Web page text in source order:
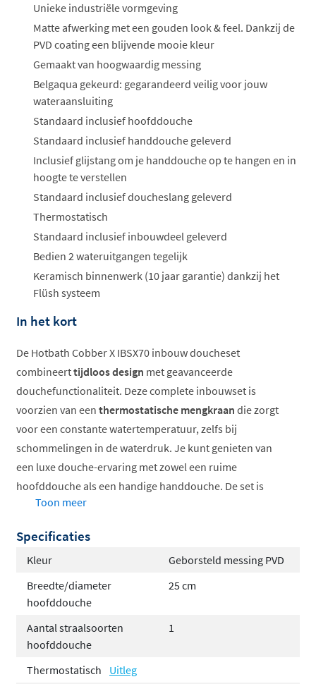
ophalen...
Unieke industriële vormgeving
Matte afwerking met een gouden look & feel. Dankzij de
PVD coating een blijvende mooie kleur
Gemaakt van hoogwaardig messing
Belgaqua gekeurd: gegarandeerd veilig voor jouw
wateraansluiting
Standaard inclusief hoofddouche
Standaard inclusief handdouche geleverd
Inclusief glijstang om je handdouche op te hangen en in
hoogte te verstellen
Standaard inclusief doucheslang geleverd
Thermostatisch
Standaard inclusief inbouwdeel geleverd
Bedien 2 wateruitgangen tegelijk
Keramisch binnenwerk (10 jaar garantie) dankzij het
Flüsh systeem
In het kort
De Hotbath Cobber X IBSX70 inbouw doucheset
combineerttijdloos design met geavanceerde
douchefunctionaliteit. Deze complete inbouwset is
voorzien van een thermostatische mengkraan die zorgt
voor een constante watertemperatuur, zelfs bij
schommelingen in de waterdruk. Je kunt genieten van
een luxe douche-ervaring met zowel een ruime
hoofddouche als een handige handdouche. De set is
verkrijgbaar in verschillende uitvoeringen en
perfect past bij jouw badkamerstijl.
temperatuur
Keuze uit ronde of staafhanddouche
Inclusief inbouwdeel voor eenvoudige montage
Meerdere afwerkingen beschikbaar
Toon meer
Specificaties
Kleur
Geborsteld messing PVD
Breedte/diameter
hoofddouche
25 cm
Aantal straalsoorten
hoofddouche
1
Thermostatisch
Uitleg